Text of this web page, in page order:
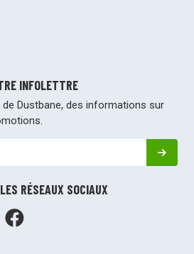
INFOLETTRE
Dustbane, des informations sur
RÉSEAUX SOCIAUX